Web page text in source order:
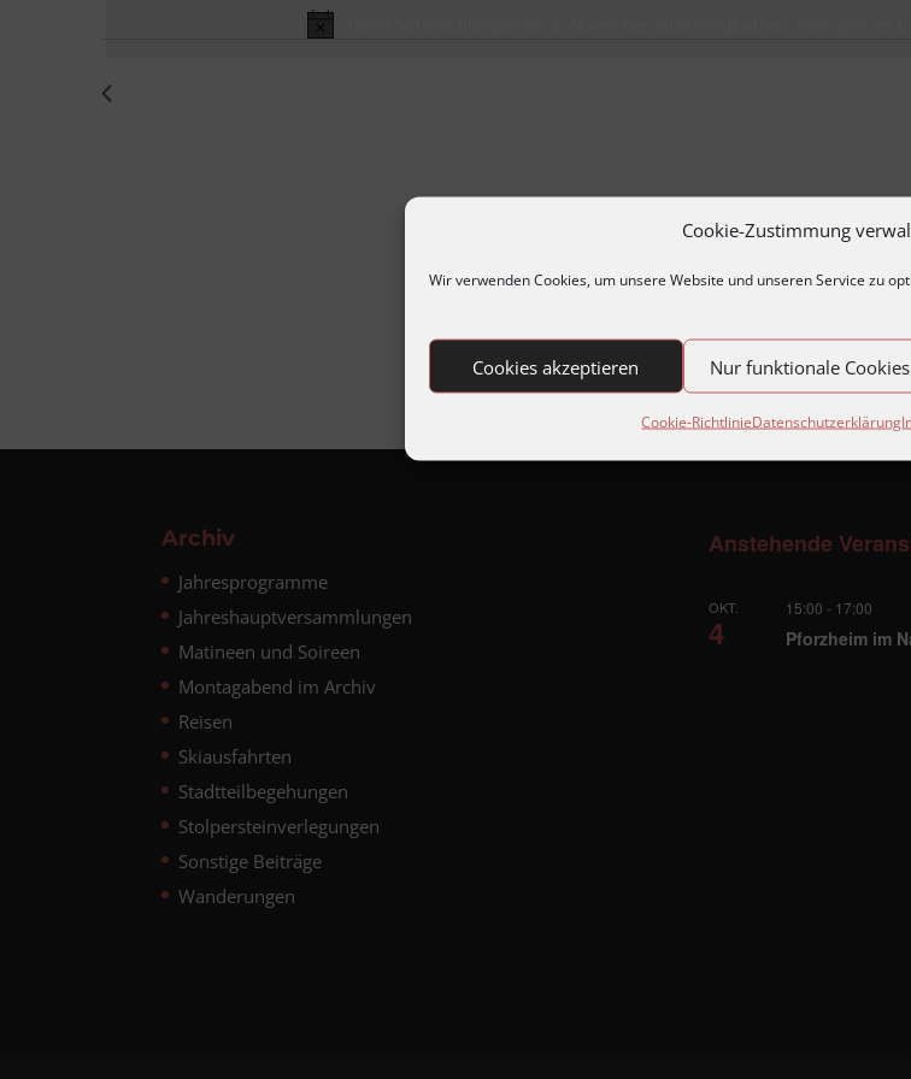
Cookie-Zustimmung
Wir verwenden Cookies, um unsere Website und unseren Service zu
Cookies akzeptieren Nur funktionale Cookies
Cookie-RichtlinieDatenschutzerklärung
Archiv
Jahresprogramme
Jahreshauptversammlungen
Matineen und Soireen
Montagabend im Archiv
Reisen
Skiausfahrten
Stadtteilbegehungen
Stolpersteinverlegungen
Sonstige Beiträge
Wanderungen
Anstehende
OKT.
4
15:00 - 17:00
Pforzheim im